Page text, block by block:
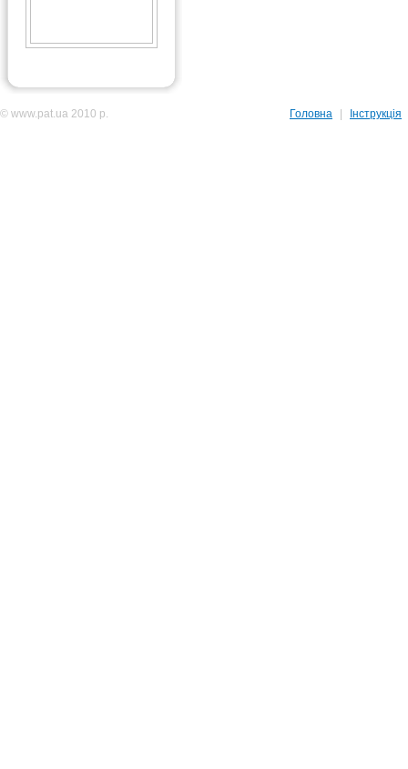
© www.pat.ua 2010 р. Головна Інструкція